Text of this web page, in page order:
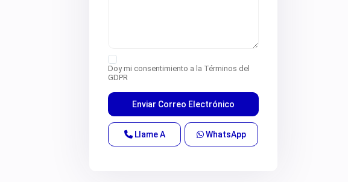
Doy mi consentimiento a la Términos del
GDPR
Llame A WhatsApp